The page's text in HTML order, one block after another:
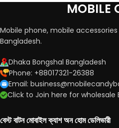
MOBILE
Mobile phone, mobile
Bangladesh.
Dhaka Bongshal Bangladesh
Phone: +88017321-26388
Email:
Click to Join here for wholesale
বেস্ট বাটন মোবাইল ক্যাশ অন হোম ডেলিভারী